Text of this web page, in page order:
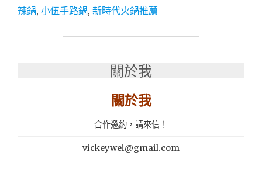
辣鍋, 小伍手路鍋, 新時代火鍋推薦
關於我
關於我
合作邀約，請來信！
vickeywei@gmail.com